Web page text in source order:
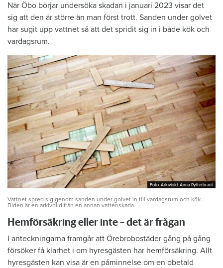
När Öbo börjar undersöka skadan i januari 2023 visar det
sig att den är större än man först trott. Sanden under golvet
har sugit upp vattnet så att det spridit sig in i både kök och
vardagsrum.
Foto: Arkivbild: Anna Rytterbrant
Foto: Arkivbild: Anna Rytterbrant
Vattnet spred sig genom sanden under golvet in till vardagsrum och kök.
Biden är en arkivbild från en annan vattenskada.
Hemförsäkring eller inte – det är frågan
I anteckningarna framgår att Örebrobostäder gång på gång
försöker få klarhet i om hyresgästen har hemförsäkring. Allt
hyresgästen kan visa är en påminnelse om en obetald